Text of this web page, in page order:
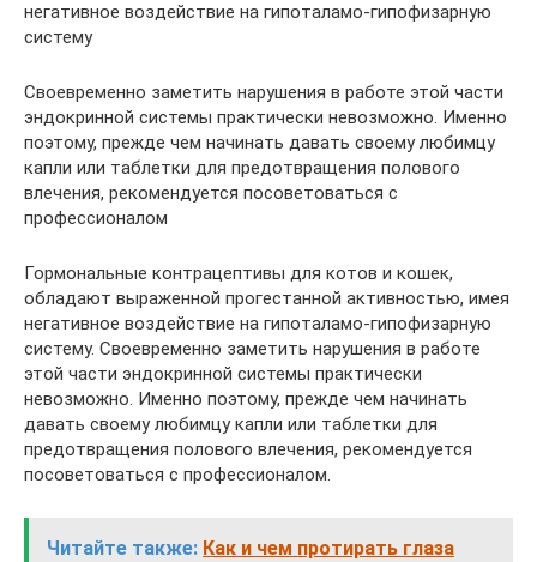
негативное воздействие на гипоталамо-гипофизарную
систему
Своевременно заметить нарушения в работе этой части
эндокринной системы практически невозможно. Именно
поэтому, прежде чем начинать давать своему любимцу
капли или таблетки для предотвращения полового
влечения, рекомендуется посоветоваться с
профессионалом
Гормональные контрацептивы для котов и кошек,
обладают выраженной прогестанной активностью, имея
негативное воздействие на гипоталамо-гипофизарную
систему. Своевременно заметить нарушения в работе
этой части эндокринной системы практически
невозможно. Именно поэтому, прежде чем начинать
давать своему любимцу капли или таблетки для
предотвращения полового влечения, рекомендуется
посоветоваться с профессионалом.
Читайте также: Как и чем протирать глаза